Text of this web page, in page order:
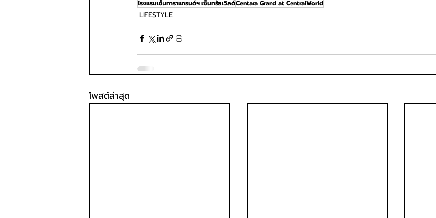
โรงแรมเซ็นทาราแกรนด์ฯ เซ็นทรัลเวิลด์Centara Grand at CentralWorld
LIFESTYLE
โพสต์ล่าสุด